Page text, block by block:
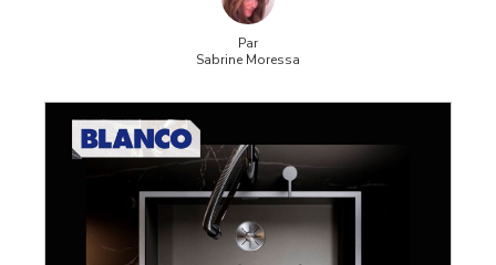
Par
Sabrine Moressa